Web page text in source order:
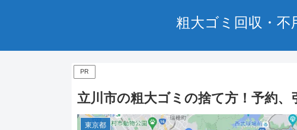
粗大ゴミ回収・不
PR
立川市の粗大ゴミの捨て方！予約、
東京都